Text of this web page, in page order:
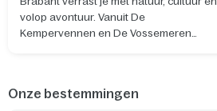
volop avontuur. Vanuit De
Kempervennen en De Vossemeren
Onze bestemmingen